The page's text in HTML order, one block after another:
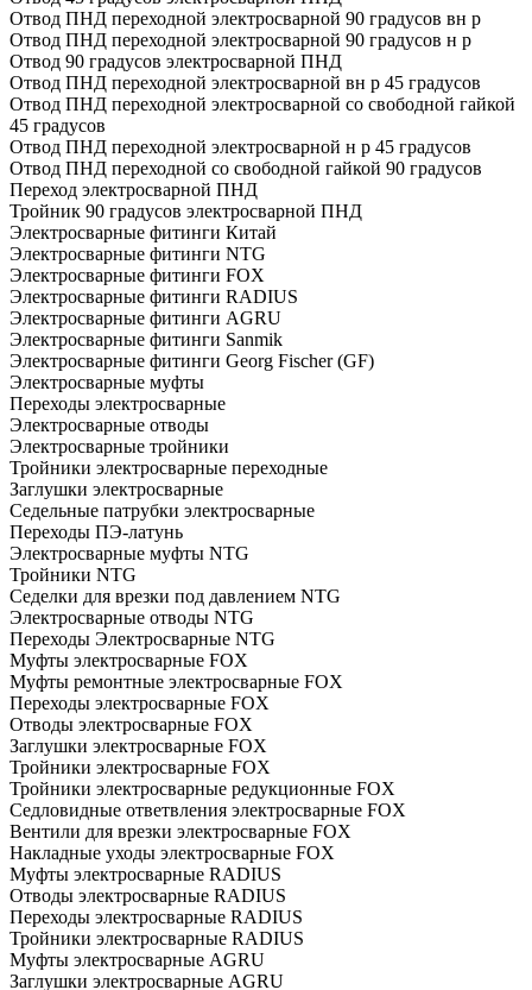
Отвод ПНД переходной электросварной 90 градусов вн р
Отвод ПНД переходной электросварной 90 градусов н р
Отвод 90 градусов электросварной ПНД
Отвод ПНД переходной электросварной вн р 45 градусов
Отвод ПНД переходной электросварной со свободной гайкой
45 градусов
Отвод ПНД переходной электросварной н р 45 градусов
Отвод ПНД переходной со свободной гайкой 90 градусов
Переход электросварной ПНД
Тройник 90 градусов электросварной ПНД
Электросварные фитинги Китай
Электросварные фитинги NTG
Электросварные фитинги FOX
Электросварные фитинги RADIUS
Электросварные фитинги AGRU
Электросварные фитинги Sanmik
Электросварные фитинги Georg Fischer (GF)
Электросварные муфты
Переходы электросварные
Электросварные отводы
Электросварные тройники
Тройники электросварные переходные
Заглушки электросварные
Седельные патрубки электросварные
Переходы ПЭ-латунь
Электросварные муфты NTG
Тройники NTG
Седелки для врезки под давлением NTG
Электросварные отводы NTG
Переходы Электросварные NTG
Муфты электросварные FOX
Муфты ремонтные электросварные FOX
Переходы электросварные FOX
Отводы электросварные FOX
Заглушки электросварные FOX
Тройники электросварные FOX
Тройники электросварные редукционные FOX
Седловидные ответвления электросварные FOX
Вентили для врезки электросварные FOX
Накладные уходы электросварные FOX
Муфты электросварные RADIUS
Отводы электросварные RADIUS
Переходы электросварные RADIUS
Тройники электросварные RADIUS
Муфты электросварные AGRU
Заглушки электросварные AGRU